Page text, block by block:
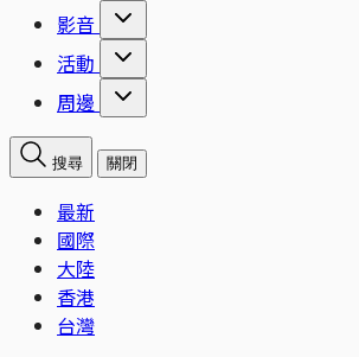
影音
活動
周邊
搜尋 關閉
最新
國際
大陸
香港
台灣